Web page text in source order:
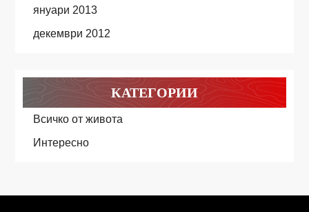
януари 2013
декември 2012
КАТЕГОРИИ
Всичко от живота
Интересно